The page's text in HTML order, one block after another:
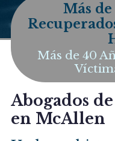
Más
Más de 40
Abogados
en McAllen